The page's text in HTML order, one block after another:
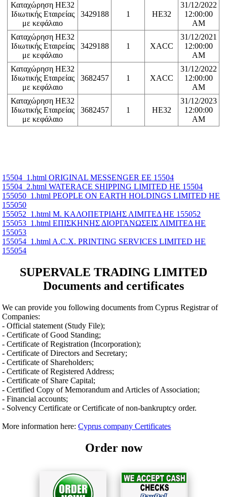
Καταχώρηση ΗΕ32
Ιδιωτικής Εταιρείας
με κεφάλαιο
3429188 1 HE32
31/12/2022
12:00:00
AM
Καταχώρηση ΗΕ32
Ιδιωτικής Εταιρείας
με κεφάλαιο
3429188 1 XACC
31/12/2021
12:00:00
AM
Καταχώρηση ΗΕ32
Ιδιωτικής Εταιρείας
με κεφάλαιο
3682457 1 XACC
31/12/2022
12:00:00
AM
Καταχώρηση ΗΕ32
Ιδιωτικής Εταιρείας
με κεφάλαιο
3682457 1 HE32
31/12/2023
12:00:00
AM
15504_1.html ORIGINAL MESSENGER ΕΕ 15504
15504_2.html WATERACE SHIPPING LIMITED ΗΕ 15504
155050_1.html PEOPLE ON EARTH HOLDINGS LIMITED ΗΕ
155050
155052_1.html Μ. ΚΑΛΟΠΕΤΡΙΔΗΣ ΛΙΜΙΤΕΔ ΗΕ 155052
155053_1.html ΕΠΙΣΚΗΝΗΣ ΔΙΟΡΓΑΝΩΣΕΙΣ ΛΙΜΙΤΕΔ ΗΕ
155053
155054_1.html A.C.X. PRINTING SERVICES LIMITED ΗΕ
155054
SUPERVALE TRADING LIMITED
Documents and certificates
We can provide you following documents from Cyprus Registrar of
Companies:
- Official statement (Study File);
- Certificate of Good Standing;
- Certificate of Registration (Incorporation);
- Certificate of Directors and Secretary;
- Certificate of Shareholders;
- Certificate of Registered Address;
- Certificate of Share Capital;
- Certified Copy of Memorandum and Articles of Association;
- Financial accounts;
- Solvency Certificate or Certificate of non-bankruptcy order.
More information here:Cyprus company Certificates
Order now